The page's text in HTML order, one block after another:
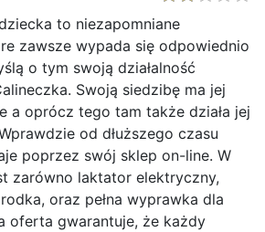
to niezapomniane
zawsze wypada się odpowiednio
o tym swoją działalność
Swoją siedzibę ma jej
a oprócz tego tam także działa jej
od dłuższego czasu
poprzez swój sklep on-line. W
zarówno laktator elektryczny,
oraz pełna wyprawka dla
oferta gwarantuje, że każdy